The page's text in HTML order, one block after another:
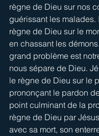
règne de Dieu sur nos
guérissant les malades.
règne de Dieu sur le
en chassant les
grand problème est
nous sépare de Dieu.
le règne de Dieu sur le
prononçant le pardon
point culminant de la
règne de Dieu par
avec sa mort, son